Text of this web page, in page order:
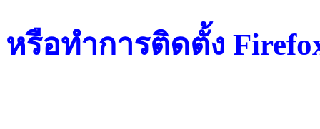
หรือทำการติดตั้ง